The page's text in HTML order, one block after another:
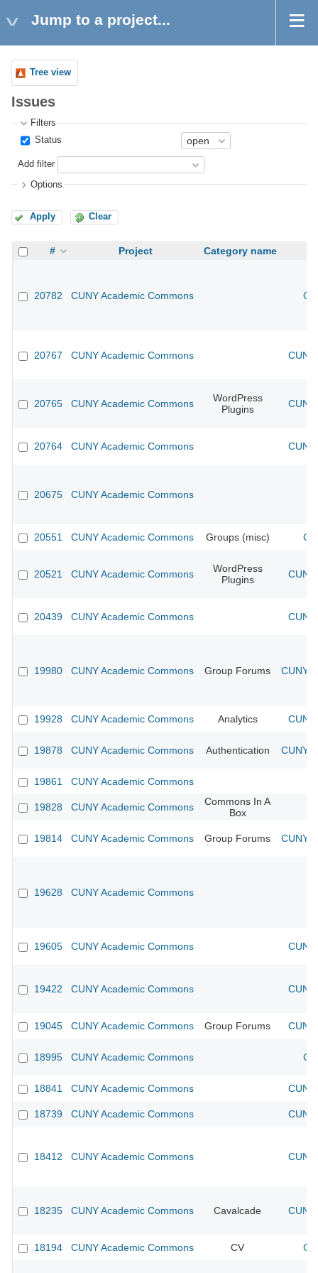
Jump to a project...
Tree view
Issues
Filters
Status
Add filter
Options
Apply Clear
# Project Category name
20782 CUNY Academic Commons
20767 CUNY Academic Commons
20765 CUNY Academic Commons
WordPress
Plugins
20764 CUNY Academic Commons
20675 CUNY Academic Commons
20551 CUNY Academic Commons Groups (misc)
20521 CUNY Academic Commons
WordPress
Plugins
20439 CUNY Academic Commons
19980 CUNY Academic Commons Group Forums CUNY
19928 CUNY Academic Commons Analytics
19878 CUNY Academic Commons Authentication CUNY
19861 CUNY Academic Commons
19828 CUNY Academic Commons
Commons In A
Box
19814 CUNY Academic Commons Group Forums CUNY
19628 CUNY Academic Commons
19605 CUNY Academic Commons
19422 CUNY Academic Commons
19045 CUNY Academic Commons Group Forums
18995 CUNY Academic Commons
18841 CUNY Academic Commons
18739 CUNY Academic Commons
18412 CUNY Academic Commons
18235 CUNY Academic Commons Cavalcade
18194 CUNY Academic Commons CV